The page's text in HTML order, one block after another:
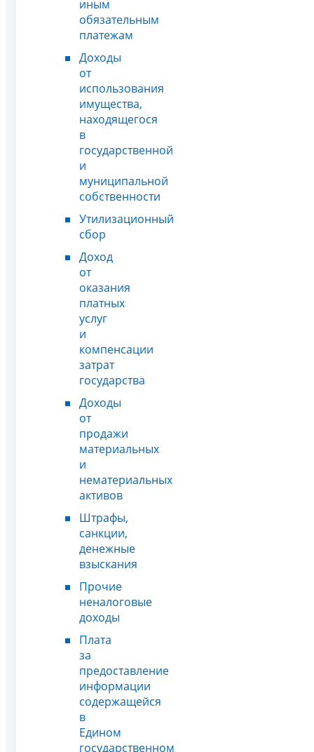
иным
обязательным
платежам
Доходы
от
использования
имущества,
находящегося
в
государственной
и
муниципальной
собственности
Утилизационный
сбор
Доход
от
оказания
платных
услуг
и
компенсации
затрат
государства
Доходы
от
продажи
материальных
и
нематериальных
активов
Штрафы,
санкции,
денежные
взыскания
Прочие
неналоговые
доходы
Плата
за
предоставление
информации
содержащейся
в
Едином
государственном